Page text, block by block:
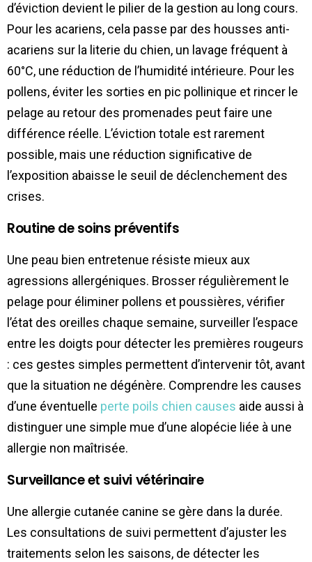
d’éviction devient le pilier de la gestion au long cours.
Pour les acariens, cela passe par des housses anti-
acariens sur la literie du chien, un lavage fréquent à
60°C, une réduction de l’humidité intérieure. Pour les
pollens, éviter les sorties en pic pollinique et rincer le
pelage au retour des promenades peut faire une
différence réelle. L’éviction totale est rarement
possible, mais une réduction significative de
l’exposition abaisse le seuil de déclenchement des
crises.
Routine de soins préventifs
Une peau bien entretenue résiste mieux aux
agressions allergéniques. Brosser régulièrement le
pelage pour éliminer pollens et poussières, vérifier
l’état des oreilles chaque semaine, surveiller l’espace
entre les doigts pour détecter les premières rougeurs
: ces gestes simples permettent d’intervenir tôt, avant
que la situation ne dégénère. Comprendre les causes
d’une éventuelle perte poils chien causes aide aussi à
distinguer une simple mue d’une alopécie liée à une
allergie non maîtrisée.
Surveillance et suivi vétérinaire
Une allergie cutanée canine se gère dans la durée.
Les consultations de suivi permettent d’ajuster les
traitements selon les saisons, de détecter les